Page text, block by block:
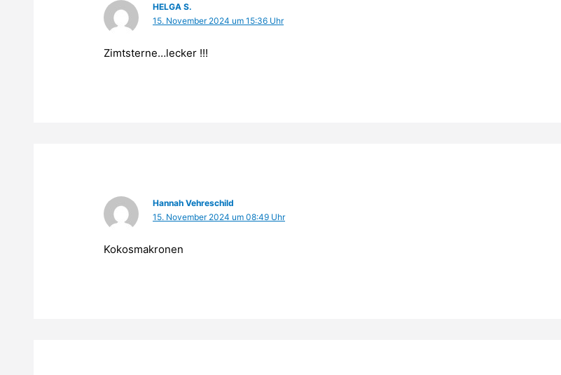
HELGA S.
15. November 2024 um 15:36 Uhr
Zimtsterne…lecker !!!
Hannah Vehreschild
15. November 2024 um 08:49 Uhr
Kokosmakronen